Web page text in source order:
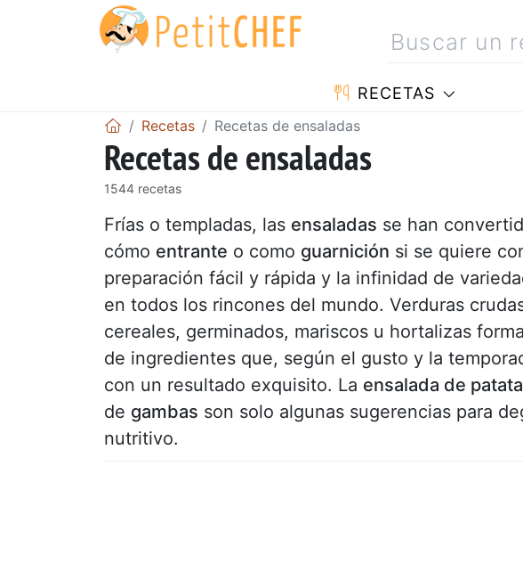
RECETAS
Recetas Recetas de ensaladas
Recetas de ensaladas
1544 recetas
Frías o templadas, las ensaladas se han
cómo entrante o como guarnición si se quiere
preparación fácil y rápida y la infinidad de
en todos los rincones del mundo. Verduras
cereales, germinados, mariscos u hortalizas
de ingredientes que, según el gusto y la
con un resultado exquisito. La ensalada de patata
de gambas son solo algunas sugerencias para
nutritivo.